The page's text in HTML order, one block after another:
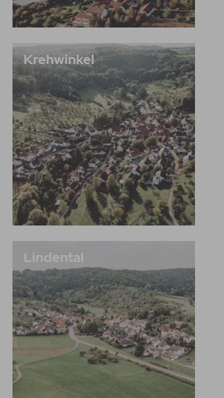
Krehwinkel
Lindental